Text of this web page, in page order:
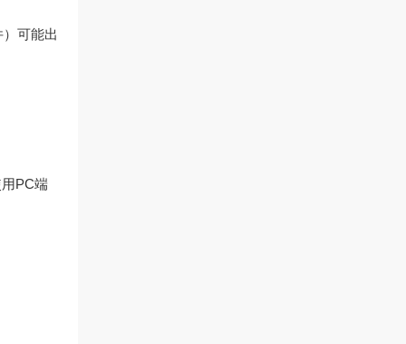
可能出
PC端